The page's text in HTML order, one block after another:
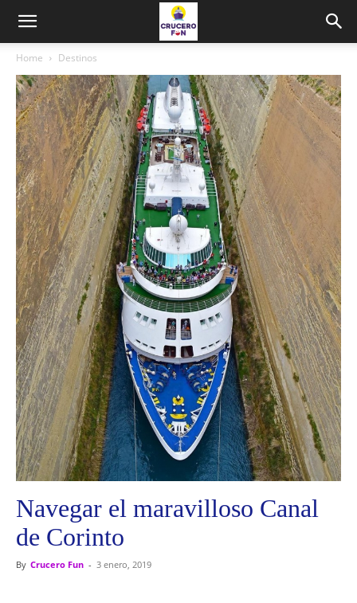
Home Destinos
Navegar el maravilloso Canal
de Corinto
By Crucero Fun - 3 enero, 2019